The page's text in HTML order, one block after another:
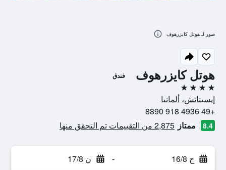
هوتل كايزرهوف فندق
4 نجوم
إيسيناتش، ألمانيا
+49 4936 918 8890
8.4 ممتاز 2,875 من التقييمات تم التحقق منها
ح 16/8 - ن 17/8
صور لـ هوتل كايزرهوف